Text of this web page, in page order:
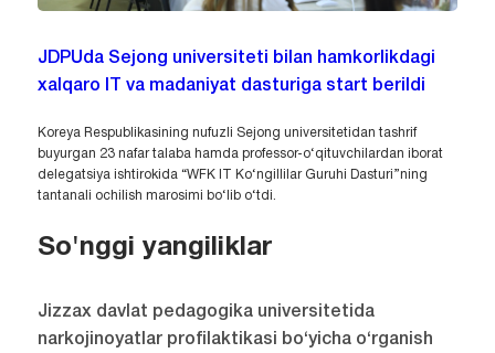
JDPUda Sejong universiteti bilan hamkorlikdagi
xalqaro IT va madaniyat dasturiga start berildi
Koreya Respublikasining nufuzli Sejong universitetidan tashrif
buyurgan 23 nafar talaba hamda professor-o‘qituvchilardan iborat
delegatsiya ishtirokida “WFK IT Ko‘ngillilar Guruhi Dasturi”ning
tantanali ochilish marosimi bo‘lib o‘tdi.
So'nggi yangiliklar
Jizzax davlat pedagogika universitetida
narkojinoyatlar profilaktikasi bo‘yicha o‘rganish